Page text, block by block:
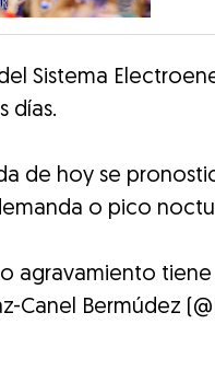
Sistema
días.
de hoy se
o pico
agravamiento
Canel Bermúdez